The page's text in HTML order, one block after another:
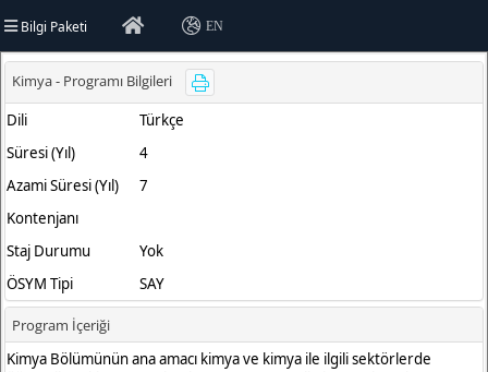
Bilgi Paketi EN